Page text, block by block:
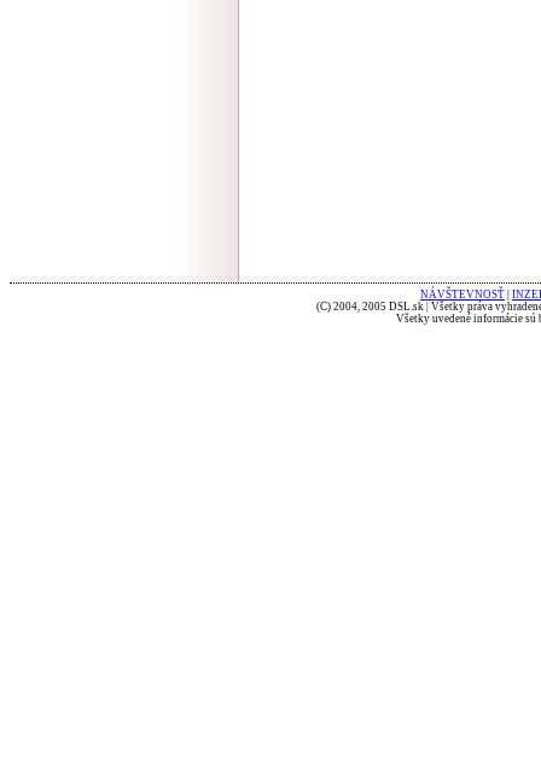
NÁVŠTEVNOSŤ
(C) 2004, 2005 DSL.sk | Všetky práva
Všetky uvedené informácie sú